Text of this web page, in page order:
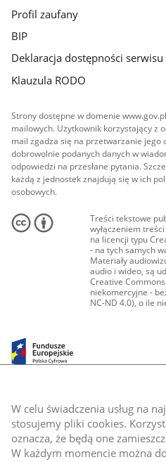
W celu świadczenia usług na
stosujemy pliki cookies.
oznacza, że będą one
W każdym momencie można
Profil zaufany
BIP
Deklaracja dostępności serwisu
Klauzula RODO
Strony dostępne w domenie
mailowych. Użytkownik korzystający z
mail zgadza się na przetwarzanie jego
dobrowolnie podanych danych w
odpowiedzi na przesłane pytania.
każdą z jednostek znajdują się w ich
osobowych.
Treści tekstowe
wyłączeniem
na licencji typu
- na tych samych
Materiały
audio i wideo, są
Creative
niekomercyjne -
NC-ND 4.0), o ile